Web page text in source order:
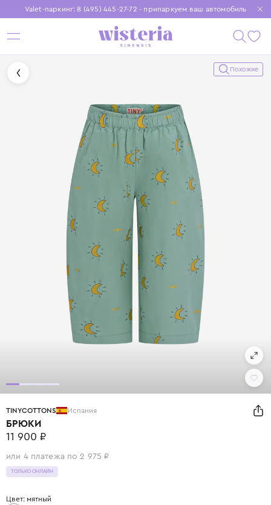
Valet-паркинг: 8 (495) 445-27-72 - припаркуем ваш автомобиль
Бесплатная доставка при заказе от 15 000 ₽
Установите приложение, чтобы покупки были еще удобнее
Похожие
TINYCOTTONS Испания
БРЮКИ
11 900 ₽
или 4 платежа по 2 975 ₽
ТОЛЬКО ОНЛАЙН
Цвет: мятный